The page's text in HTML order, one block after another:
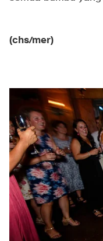
(chs/mer)